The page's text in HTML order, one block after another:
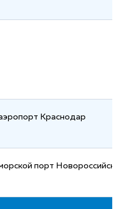
Краснодар
порт Новороссийск